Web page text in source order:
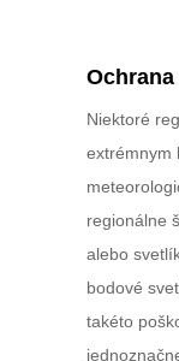
Niektoré
extrémnym
regionálne
alebo
bodové
takéto